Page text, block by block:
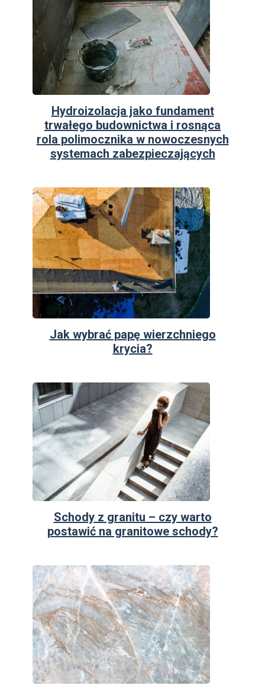
Hydroizolacja jako fundament
trwałego budownictwa i rosnąca
rola polimocznika w nowoczesnych
systemach zabezpieczających
Jak wybrać papę wierzchniego
krycia?
Schody z granitu – czy warto
postawić na granitowe schody?